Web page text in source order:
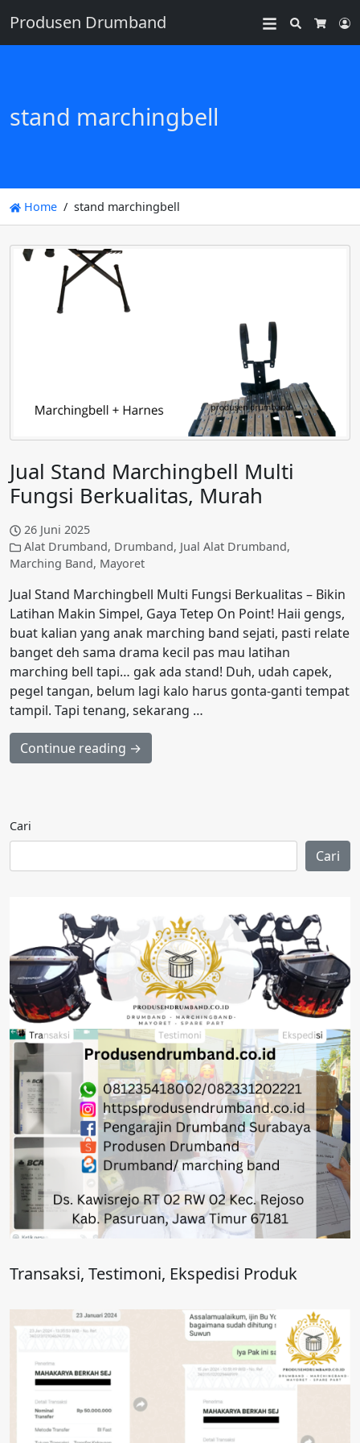
Produsen Drumband
Search
stand marchingbell
Home stand marchingbell
Jual Stand Marchingbell Multi
Fungsi Berkualitas, Murah
26 Juni 2025
Alat Drumband, Drumband, Jual Alat Drumband,
Marching Band, Mayoret
Jual Stand Marchingbell Multi Fungsi Berkualitas – Bikin
Latihan Makin Simpel, Gaya Tetep On Point! Haii gengs,
buat kalian yang anak marching band sejati, pasti relate
banget deh sama drama kecil pas mau latihan
marching bell tapi… gak ada stand! Duh, udah capek,
pegel tangan, belum lagi kalo harus gonta-ganti tempat
tampil. Tapi tenang, sekarang …
Continue reading →
Cari
Cari
Transaksi, Testimoni, Ekspedisi Produk